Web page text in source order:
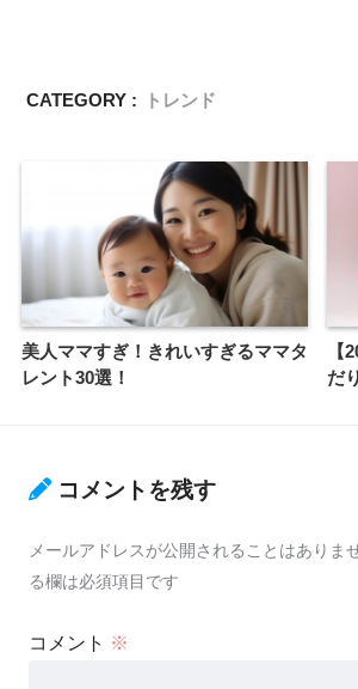
CATEGORY : トレンド
美人ママすぎ！きれいすぎるママタ
レント30選！
【
だ
コメントを残す
メールアドレスが公開されることはありませ
る欄は必須項目です
コメント ※